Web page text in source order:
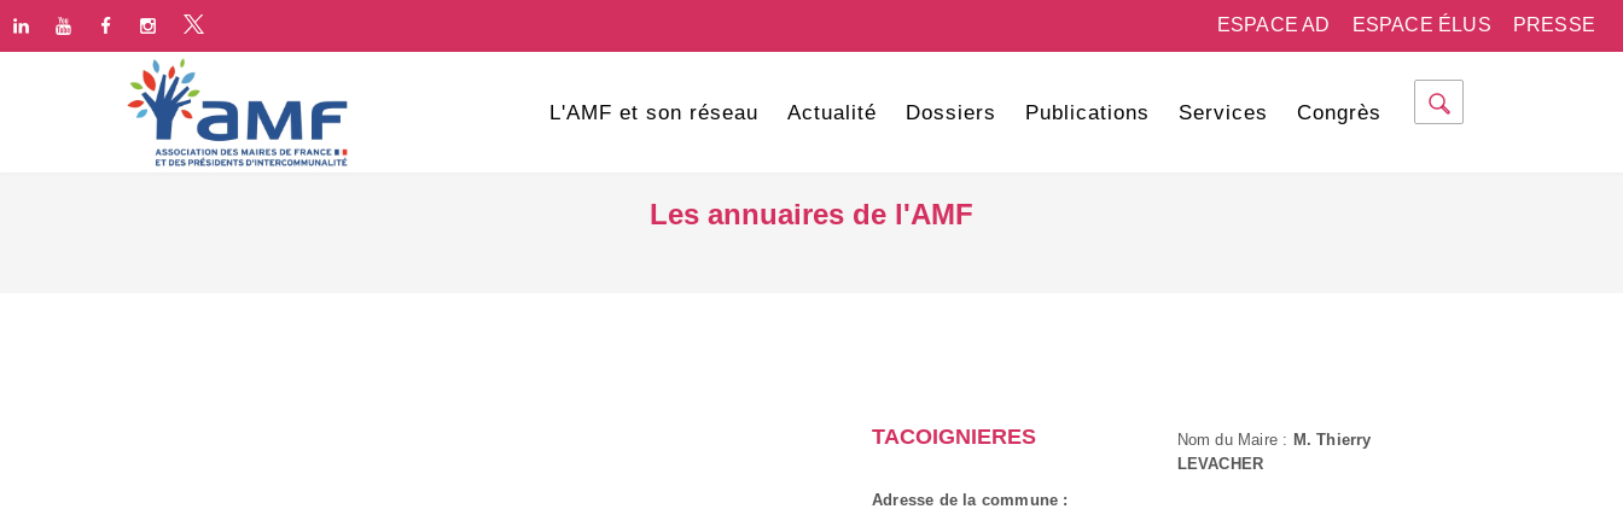
PRESSE
ESPACE ÉLUS
ESPACE AD
L'AMF et son réseau Actualité Dossiers Publications Services Congrès
Les annuaires de l'AMF
TACOIGNIERES
Adresse de la commune :
Nom du Maire : M. Thierry
LEVACHER